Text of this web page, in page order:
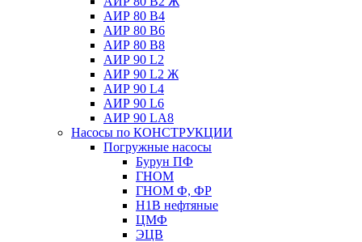
АИР 80 В4
АИР 80 В6
АИР 80 В8
АИР 90 L2
АИР 90 L2 Ж
АИР 90 L4
АИР 90 L6
АИР 90 LА8
Насосы по КОНСТРУКЦИИ
Погружные насосы
Бурун ПФ
ГНОМ
ГНОМ Ф, ФР
Н1В нефтяные
ЦМФ
ЭЦВ